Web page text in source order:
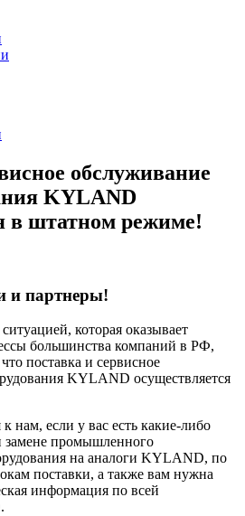
обслуживание
KYLAND
в штатном режиме!
и партнеры!
которая оказывает
большинства компаний в РФ,
поставка и сервисное
KYLAND осуществляется
нам, если у вас есть какие-либо
замене промышленного
на аналоги KYLAND, по
поставки, а также вам нужна
информация по всей